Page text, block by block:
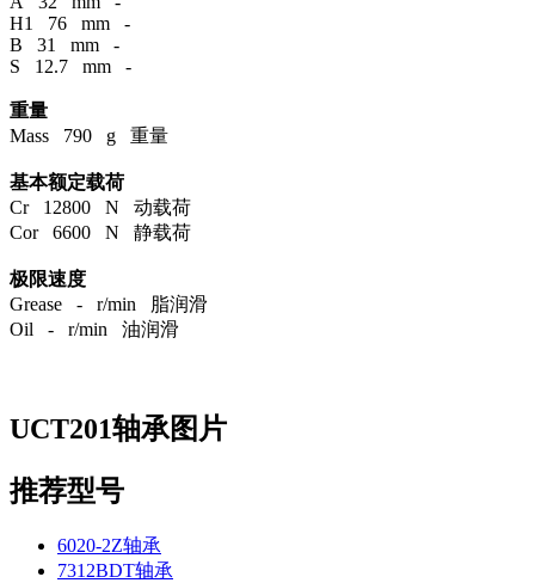
H1 76 mm -
B 31 mm -
S 12.7 mm -
重量
Mass 790 g 重量
基本额定载荷
Cr 12800 N 动载荷
Cor 6600 N 静载荷
极限速度
Grease - r/min 脂润滑
Oil - r/min 油润滑
UCT201轴承图片
推荐型号
6020-2Z轴承
7312BDT轴承